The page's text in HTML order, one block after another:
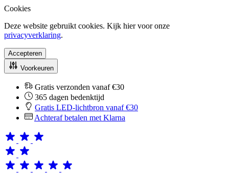
Cookies
Deze website gebruikt cookies. Kijk hier voor onze
privacyverklaring.
Accepteren
Voorkeuren
Gratis verzonden vanaf €30
365 dagen bedenktijd
Gratis LED-lichtbron vanaf €30
Achteraf betalen met Klarna